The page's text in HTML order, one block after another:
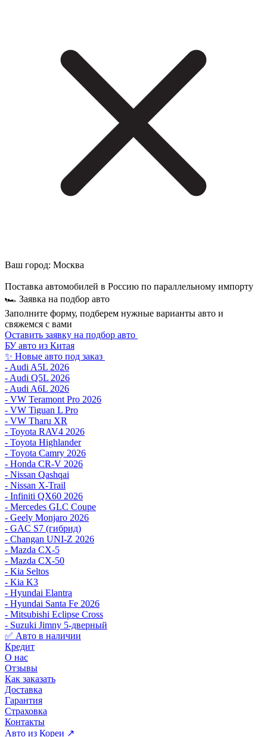
Ваш город: Москва
Поставка автомобилей в Россию по параллельному импорту
🏎 Заявка на подбор авто
Заполните форму, подберем нужные варианты авто и
свяжемся с вами
Оставить заявку на подбор авто
БУ авто из Китая
✨ Новые авто под заказ
- Audi A5L 2026
- Audi Q5L 2026
- Audi A6L 2026
- VW Teramont Pro 2026
- VW Tiguan L Pro
- VW Tharu XR
- Toyota RAV4 2026
- Toyota Highlander
- Toyota Camry 2026
- Honda CR-V 2026
- Nissan Qashqai
- Nissan X-Trail
- Infiniti QX60 2026
- Mercedes GLC Coupe
- Geely Monjaro 2026
- GAC S7 (гибрид)
- Changan UNI-Z 2026
- Mazda CX-5
- Mazda CX-50
- Kia Seltos
- Kia K3
- Hyundai Elantra
- Hyundai Santa Fe 2026
- Mitsubishi Eclipse Cross
- Suzuki Jimny 5-дверный
✅ Авто в наличии
Кредит
О нас
Отзывы
Как заказать
Доставка
Гарантия
Страховка
Контакты
Авто из Кореи ↗